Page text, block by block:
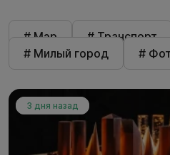
# Мэр # Транспорт
# Милый город
#
3 дня назад